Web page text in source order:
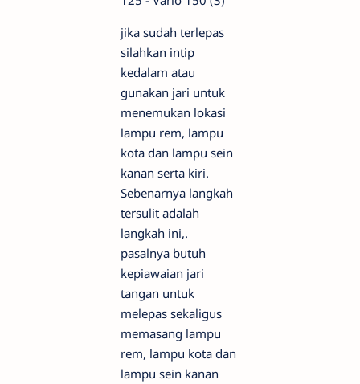
jika sudah terlepas
silahkan intip
kedalam atau
gunakan jari untuk
menemukan lokasi
lampu rem, lampu
kota dan lampu sein
kanan serta kiri.
Sebenarnya langkah
tersulit adalah
langkah ini,.
pasalnya butuh
kepiawaian jari
tangan untuk
melepas sekaligus
memasang lampu
rem, lampu kota dan
lampu sein kanan